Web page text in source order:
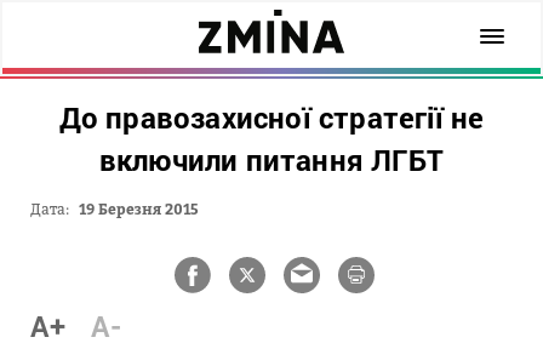
До правозахисної стратегії не
включили питання ЛГБТ
Дата: 19 Березня 2015
A+ A-